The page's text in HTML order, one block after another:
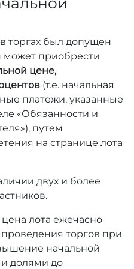
торгах был допущен
может приобрести
цене,
(т.е. начальная
платежи, указанные
«Обязанности и
путем
на странице лота
двух и более
лота ежечасно
проведения торгов при
начальной
долями до